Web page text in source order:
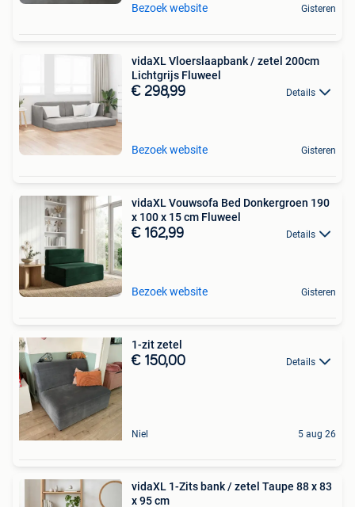
Bezoek website Gisteren
vidaXL Vloerslaapbank / zetel 200cm
Lichtgrijs Fluweel
€ 298,99 Details
Bezoek website Gisteren
vidaXL Vouwsofa Bed Donkergroen 190
x 100 x 15 cm Fluweel
€ 162,99 Details
Bezoek website Gisteren
1-zit zetel
€ 150,00 Details
Niel 5 aug 26
vidaXL 1-Zits bank / zetel Taupe 88 x 83
x 95 cm